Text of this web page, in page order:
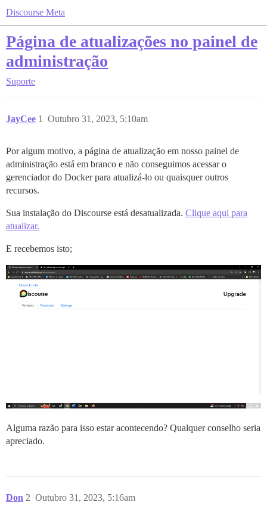
Discourse Meta
Página de atualizações no painel de
administração
Suporte
JayCee Outubro 31, 2023, 5:10am
1
Por algum motivo, a página de atualização em nosso painel de
administração está em branco e não conseguimos acessar o
gerenciador do Docker para atualizá-lo ou quaisquer outros
recursos.
Sua instalação do Discourse está desatualizada. Clique aqui para
atualizar.
E recebemos isto;
Alguma razão para isso estar acontecendo? Qualquer conselho seria
apreciado.
Don Outubro 31, 2023, 5:16am
2